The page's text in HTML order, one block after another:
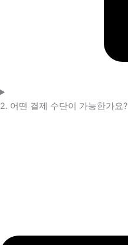
2. 어떤 결제 수단이 가능한가요?